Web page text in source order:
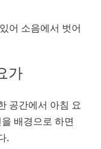
어 소음에서 벗어
가
공간에서 아침 요
배경으로 하면
.